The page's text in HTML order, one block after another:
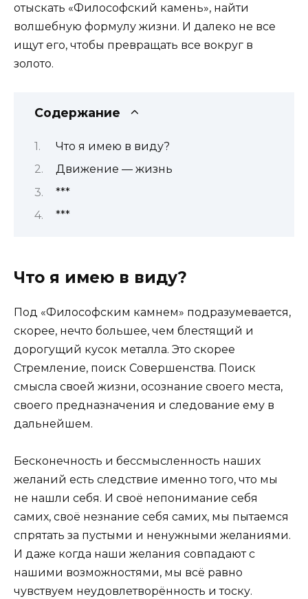
отыскать «Философский камень», найти
волшебную формулу жизни. И далеко не все
ищут его, чтобы превращать все вокруг в
золото.
Содержание
Что я имею в виду?
Движение — жизнь
***
***
Что я имею в виду?
Под «Философским камнем» подразумевается,
скорее, нечто большее, чем блестящий и
дорогущий кусок металла. Это скорее
Стремление, поиск Совершенства. Поиск
смысла своей жизни, осознание своего места,
своего предназначения и следование ему в
дальнейшем.
Бесконечность и бессмысленность наших
желаний есть следствие именно того, что мы
не нашли себя. И своё непонимание себя
самих, своё незнание себя самих, мы пытаемся
спрятать за пустыми и ненужными желаниями.
И даже когда наши желания совпадают с
нашими возможностями, мы всё равно
чувствуем неудовлетворённость и тоску.